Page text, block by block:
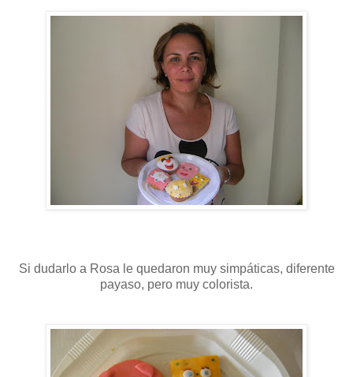
Si dudarlo a Rosa le quedaron muy simpáticas, diferente
payaso, pero muy colorista.